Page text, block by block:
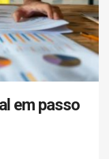
em passo